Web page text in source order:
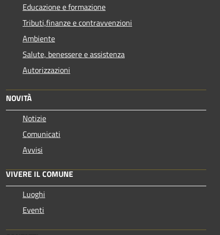
Educazione e formazione
Tributi,finanze e contravvenzioni
Ambiente
Salute, benessere e assistenza
Autorizzazioni
NOVITÀ
Notizie
Comunicati
Avvisi
VIVERE IL COMUNE
Luoghi
Eventi